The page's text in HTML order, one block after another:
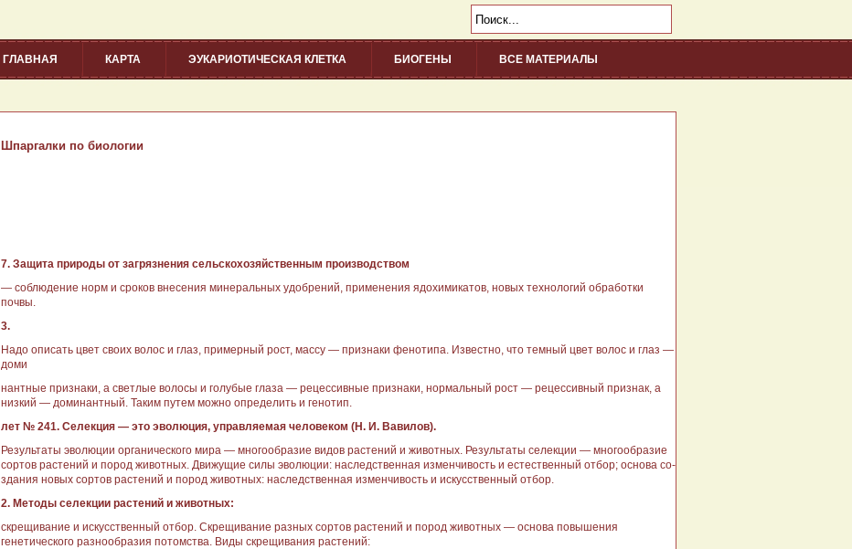
ГЛАВНАЯ КАРТА ЭУКАРИОТИЧЕСКАЯ КЛЕТКА БИОГЕНЫ ВСЕ МАТЕРИАЛЫ
Шпаргалки по биологии
7. Защита природы от загряз­нения сельскохозяйственным про­изводством
— соблюдение норм и сроков внесения минеральных удобрений, применения ядохими­катов, новых технологий обработ­ки
почвы.
3.
Надо описать цвет своих волос и глаз, примерный рост, массу — признаки фенотипа. Известно, что темный цвет волос и глаз —
доми­
нантные признаки, а светлые воло­сы и голубые глаза — рецессивные признаки, нормальный рост — ре­цессивный признак, а
низкий — доминантный. Таким путем можно определить и генотип.
лет № 241. Селекция — это эволюция, управляемая человеком (Н. И. Ва­вилов).
Результаты эволюции органического мира — многообра­зие видов растений и животных. Результаты селекции — многооб­разие
сортов растений и пород жи­вотных. Движущие силы эволю­ции: наследственная изменчивость и естественный отбор; основа со­
здания новых сортов растений и пород животных: наследственная изменчивость и искусственный отбор.
2. Методы селекции растений и животных:
скрещивание и искус­ственный отбор. Скрещивание разных сортов растений и пород животных — основа повышения
генетического разнообразия потом­ства. Виды скрещивания растений: